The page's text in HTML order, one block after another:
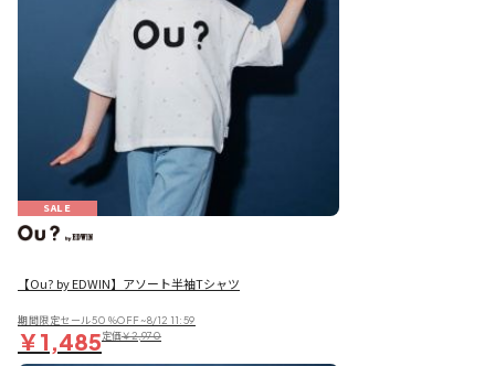
SALE
【Ou? by EDWIN】アソート半袖Tシャツ
期間限定セール50％OFF~8/12 11:59
￥1,485定価￥2,970